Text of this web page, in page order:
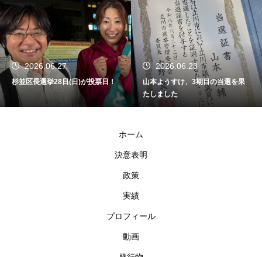
2026.06.27
杉並区長選挙28日(日)が投票日！
2026.06.23
山本ようすけ、3期目の当選を果
たしました
ホーム
決意表明
政策
実績
プロフィール
動画